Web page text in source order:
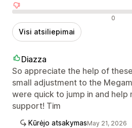
0
Visi atsiliepimai
Diazza
So appreciate the help of
small adjustment to the
were quick to jump in and help
support! Tim
Kūrėjo atsakymasMay 21, 2026